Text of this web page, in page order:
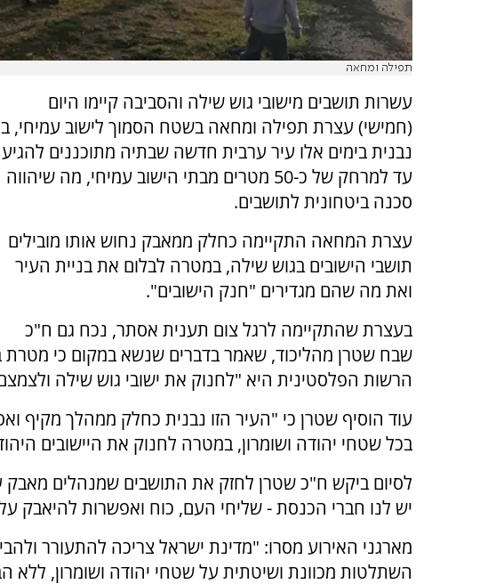
תפילה ומחאה
עשרות תושבים מישובי גוש שילה והסביבה קיימו היום
(חמישי) עצרת תפילה ומחאה בשטח הסמוך לישוב עמיחי,
נבנית בימים אלו עיר ערבית חדשה שבתיה מתוכננים להגיע
עד למרחק של כ-50 מטרים מבתי הישוב עמיחי, מה שיהווה
סכנה ביטחונית לתושבים.
עצרת המחאה התקיימה כחלק ממאבק נחוש אותו מובילים
תושבי הישובים בגוש שילה, במטרה לבלום את בניית העיר
ואת מה שהם מגדירים "חנק הישובים".
בעצרת שהתקיימה לרגל צום תענית אסתר, נכח גם ח"כ
שבח שטרן מהליכוד, שאמר בדברים שנשא במקום כי מטרת
הרשות הפלסטינית היא "לחנוק את ישובי גוש שילה
עוד הוסיף שטרן כי "העיר הזו נבנית כחלק ממהלך מקיף
בכל שטחי יהודה ושומרון, במטרה לחנוק את היישובים
לסיום ביקש ח"כ שטרן לחזק את התושבים שמנהלים מאבק
יש לנו חברי הכנסת - שליחי העם, כוח ואפשרות להיאבק
מארגני האירוע מסרו: "מדינת ישראל צריכה להתעורר